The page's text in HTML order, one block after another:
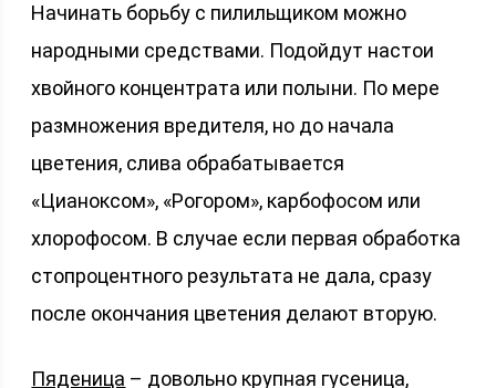
Начинать борьбу с пилильщиком можно
народными средствами. Подойдут настои
хвойного концентрата или полыни. По мере
размножения вредителя, но до начала
цветения, слива обрабатывается
«Цианоксом», «Рогором», карбофосом или
хлорофосом. В случае если первая обработка
стопроцентного результата не дала, сразу
после окончания цветения делают вторую.
Пяденица – довольно крупная гусеница,